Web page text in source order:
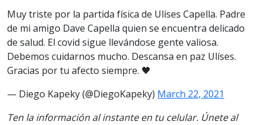
Muy triste por la partida física de Ulíses Capella. Padre
de mi amigo Dave Capella quien se encuentra delicado
de salud. El covid sigue llevándose gente valiosa.
Debemos cuidarnos mucho. Descansa en paz Ulíses.
Gracias por tu afecto siempre. 🖤
— Diego Kapeky (@DiegoKapeky) March 22, 2021
Ten la información al instante en tu celular. Únete al